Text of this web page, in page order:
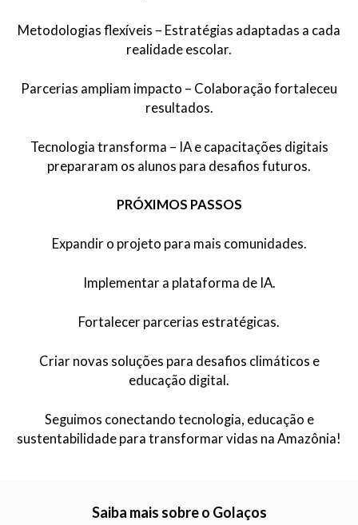
Metodologias flexíveis – Estratégias adaptadas a cada
realidade escolar.
Parcerias ampliam impacto – Colaboração fortaleceu
resultados.
Tecnologia transforma – IA e capacitações digitais
prepararam os alunos para desafios futuros.
PRÓXIMOS PASSOS
Expandir o projeto para mais comunidades.
Implementar a plataforma de IA.
Fortalecer parcerias estratégicas.
Criar novas soluções para desafios climáticos e
educação digital.
Seguimos conectando tecnologia, educação e
sustentabilidade para transformar vidas na Amazônia!
Saiba mais sobre o Golaços